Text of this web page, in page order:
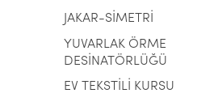
JAKAR-SİMETRİ
YUVARLAK ÖRME
DESİNATÖRLÜĞÜ
EV TEKSTİLİ KURSU